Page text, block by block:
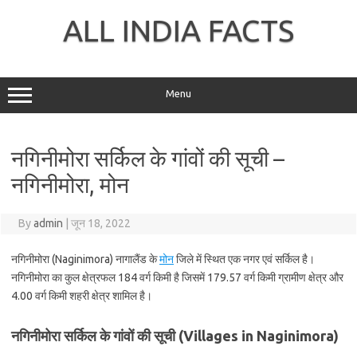
ALL INDIA FACTS
Menu
नगिनीमोरा सर्किल के गांवों की सूची –
नगिनीमोरा, मोन
Byadmin जून 18, 2022
नगिनीमोरा (Naginimora) नागालैंड केमोनजिले में स्थित एक नगर एवं सर्किल है।
नगिनीमोरा का कुल क्षेत्रफल 184 वर्ग किमी है जिसमें 179.57 वर्ग किमी ग्रामीण क्षेत्र और
4.00 वर्ग किमी शहरी क्षेत्र शामिल है।
नगिनीमोरा सर्किल के गांवों की सूची (Villages in Naginimora)